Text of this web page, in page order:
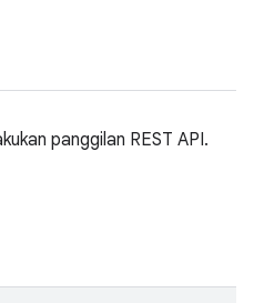
panggilan REST API.